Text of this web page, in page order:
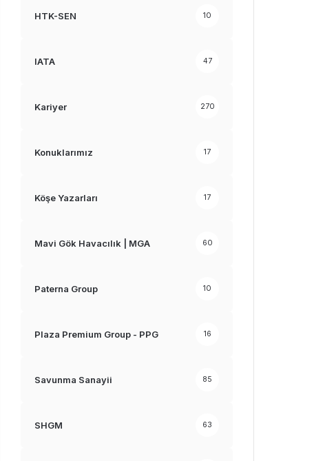
HTK-SEN 10
IATA 47
Kariyer 270
Konuklarımız 17
Köşe Yazarları 17
Mavi Gök Havacılık | MGA 60
Paterna Group 10
Plaza Premium Group - PPG 16
Savunma Sanayii 85
SHGM 63